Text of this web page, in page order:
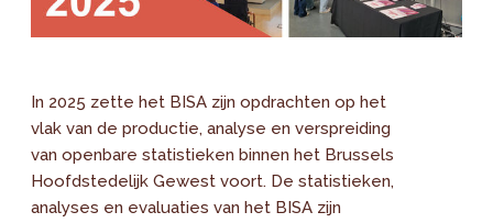
In 2025 zette het BISA zijn opdrachten op het
vlak van de productie, analyse en verspreiding
van openbare statistieken binnen het Brussels
Hoofdstedelijk Gewest voort. De statistieken,
analyses en evaluaties van het BISA zijn